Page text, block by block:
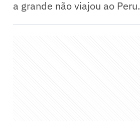
a grande não viajou ao Peru.